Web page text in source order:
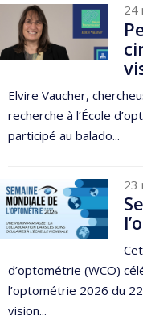
24
Elvire Vaucher,
recherche à l’École
participé au balado...
23
d’optométrie (WCO)
l’optométrie 2026 du
vision...